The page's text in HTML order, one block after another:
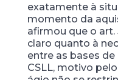
exatamente à
momento da
afirmou que o art.
claro quanto à
entre as bases de
CSLL, motivo